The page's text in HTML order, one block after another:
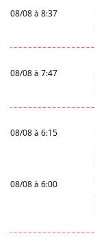
08/08 à 8:37
08/08 à 7:47
08/08 à 6:15
08/08 à 6:00